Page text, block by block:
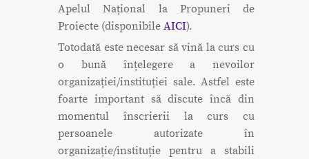
Apelul Național la Propuneri de
Proiecte (disponibile AICI).
Totodată este necesar să vină la curs cu
o bună înțelegere a nevoilor
organizației/instituției sale. Astfel este
foarte important să discute încă din
momentul înscrierii la curs cu
persoanele autorizate în
organizație/instituție pentru a stabili